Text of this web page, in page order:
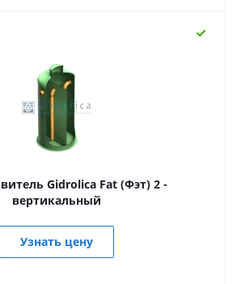
Gidrolica Fat (Фэт) 2 -
вертикальный
Узнать цену